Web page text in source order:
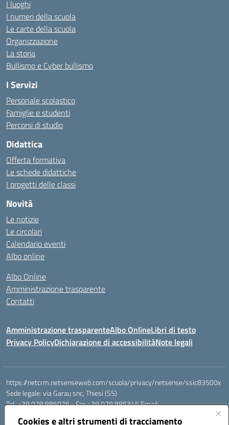
Cookies e altri strumenti di tracciamento
I luoghi
I numeri della scuola
Le carte della scuola
Organizzazione
La storia
Bullismo e Cyber bullismo
I Servizi
Personale scolastico
Famiglie e studenti
Percorsi di studio
Didattica
Offerta formativa
Le schede didattiche
I progetti delle classi
Novità
Le notizie
Le circolari
Calendario eventi
Albo online
Albo Online
Amministrazione trasparente
Contatti
Amministrazione trasparenteAlbo OnlineLibri di testo
Privacy PolicyDichiarazione di accessibilitàNote legali
https://netcrm.netsenseweb.com/scuola/privacy/netsense/ssic83500x
Sede legale: via Garau snc, Thiesi (SS)
Tel. +39 079 886076 - Fax +39 079 885345 Email: